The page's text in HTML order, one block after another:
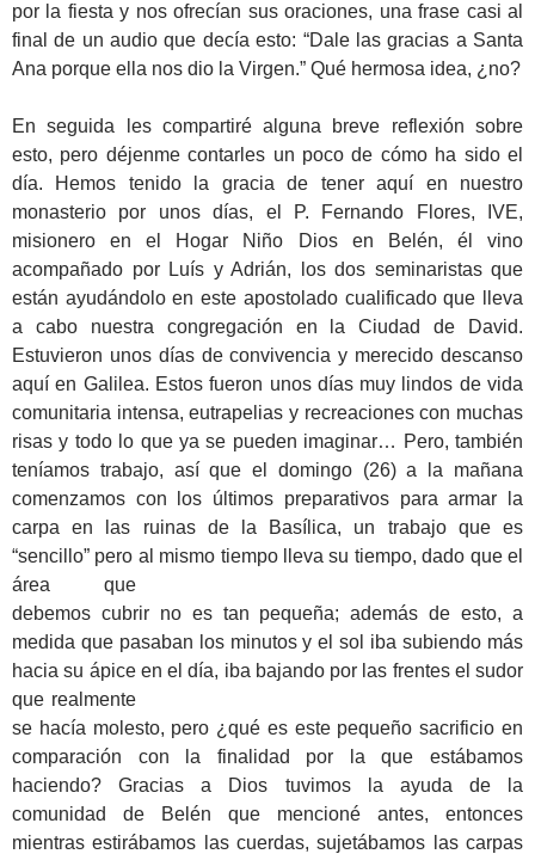
por la fiesta y nos ofrecían sus oraciones, una frase casi al
final de un audio que decía esto: “Dale las gracias a Santa
Ana porque ella nos dio la Virgen.” Qué hermosa idea, ¿no?
En seguida les compartiré alguna breve reflexión sobre
esto, pero déjenme contarles un poco de cómo ha sido el
día. Hemos tenido la gracia de tener aquí en nuestro
monasterio por unos días, el P. Fernando Flores, IVE,
misionero en el Hogar Niño Dios en Belén, él vino
acompañado por Luís y Adrián, los dos seminaristas que
están ayudándolo en este apostolado cualificado que lleva
a cabo nuestra congregación en la Ciudad de David.
Estuvieron unos días de convivencia y merecido descanso
aquí en Galilea. Estos fueron unos días muy lindos de vida
comunitaria intensa, eutrapelias y recreaciones con muchas
risas y todo lo que ya se pueden imaginar… Pero, también
teníamos trabajo, así que el domingo (26) a la mañana
comenzamos con los últimos preparativos para armar la
carpa en las ruinas de la Basílica, un trabajo que es
“sencillo” pero al mismo tiempo lleva su tiempo, dado que el
área que
debemos cubrir no es tan pequeña; además de esto, a
medida que pasaban los minutos y el sol iba subiendo más
hacia su ápice en el día, iba bajando por las frentes el sudor
que realmente
se hacía molesto, pero ¿qué es este pequeño sacrificio en
comparación con la finalidad por la que estábamos
haciendo? Gracias a Dios tuvimos la ayuda de la
comunidad de Belén que mencioné antes, entonces
mientras estirábamos las cuerdas, sujetábamos las carpas